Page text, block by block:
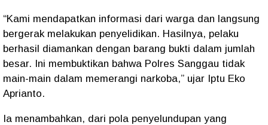
“Kami mendapatkan informasi dari warga dan langsung
bergerak melakukan penyelidikan. Hasilnya, pelaku
berhasil diamankan dengan barang bukti dalam jumlah
besar. Ini membuktikan bahwa Polres Sanggau tidak
main-main dalam memerangi narkoba,” ujar Iptu Eko
Aprianto.
Ia menambahkan, dari pola penyelundupan yang